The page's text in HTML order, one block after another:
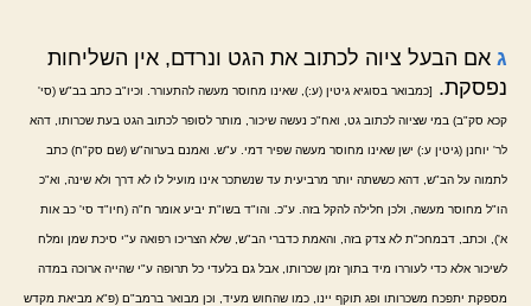
ג אם הבעל ציוה לכתוב את הגט ונרדם, אין השליחות
נפסקת.
[כמבואר בסוגיא גיטין (ע:), שאינו מחוסר מעשה להתעורר. וכיו"ב כתב בב"ש (סי'
קכא סק"ב) במי שציוה לכתוב גט, ואח"כ נעשה שיכור, מותר לסופר לכתוב הגט בעת שכרותו, דהא
לר' יוחנן (גיטין ע:) ישן שאינו מחוסר מעשה שפיר דמי. ע"ש. ואמנם בערוה"ש (שם סק"ח) כתב
לתמוה על הב"ש, דהא כששתה יותר מרביעית עד שנשתכר אינו מועיל לו לא דרך ולא שינה, וא"כ
הו"ל מחוסר מעשה, ולכן חלילה להקל בזה. ע"כ. והו"ד בשו"ת יביע אומר ח"ה (חיו"ד סי' כב אות
א'), וכתב, דבמחכ"ת לא צדק בזה, והאמת כדברי הב"ש, שלא הצריכו רפואה ע"י סיכת שמן ומלח
לשיכור אלא כדי לעוררו מיד בתוך זמן שכרותו, אבל גם בלעדי כל תרופה ע"י שהייה ארוכה במדה
מספקת יתפכח משכרותו ופג תוקף יינו, כמו שהחוש מעיד, וכן מבואר ברמב"ם (פ"א מביאת מקדש